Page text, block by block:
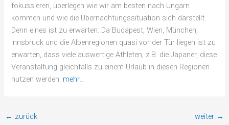
fokussieren, überlegen wie wir am besten nach Ungarn
kommen und wie die Übernachtungssituation sich darstellt.
Denn eines ist zu erwarten: Da Budapest, Wien, München,
Innsbruck und die Alpenregionen quasi vor der Tür liegen ist zu
erwarten, dass viele auswertige Athleten, z.B. die Japaner, diese
Veranstaltung gleichfalls zu einem Urlaub in diesen Regionen
nutzen werden. mehr…
← zurück weiter →